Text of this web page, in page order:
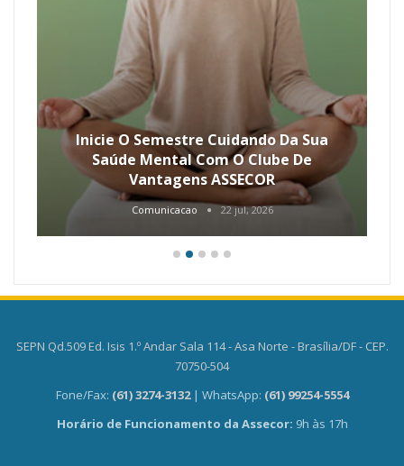
Inicie O Semestre Cuidando Da Sua
Saúde Mental Com O Clube De
Vantagens ASSECOR
Comunicacao 22 jul, 2026
SEPN Qd.509 Ed. Isis 1.º Andar Sala 114 - Asa Norte - Brasília/DF - CEP.
70750-504
Fone/Fax: (61) 3274-3132 | WhatsApp: (61) 99254-5554
Horário de Funcionamento da Assecor: 9h às 17h